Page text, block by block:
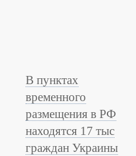
В пунктах
временного
размещения в РФ
находятся 17 тыс
граждан Украины